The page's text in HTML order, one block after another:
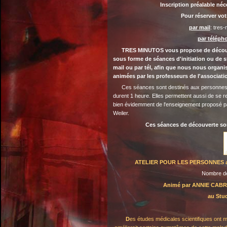
Inscription préalable
Pour réserver
par mail: tres-
par
TRES MINUTOS vous propose de
sous forme de séances d'initiation ou de
mail ou par tél, afin que nous nous
animées par les professeurs de
Ces séances sont destinés aux
durent 1 heure. Elles permettent aussi de se
bien évidemment de l'enseignement proposé
Weiler.
Ces séances de découverte
ATELIERPOUR LES
Nombre
Animé par ANNIE
au
Des études médicales scientifiques ont